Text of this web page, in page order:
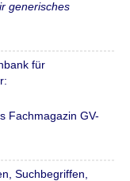
generisches
für
Fachmagazin GV-
Suchbegriffen,